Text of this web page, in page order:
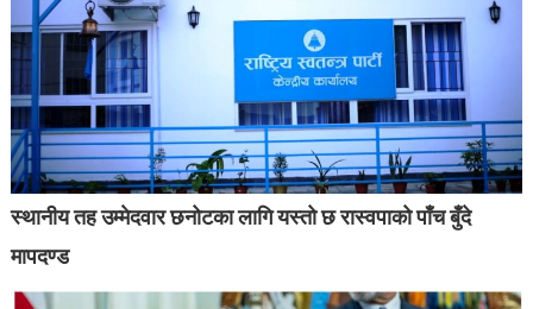
स्थानीय तह उम्मेदवार छनोटका लागि यस्तो छ रास्वपाको पाँच बुँदे
मापदण्ड